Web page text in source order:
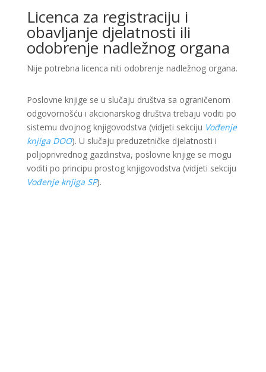
Licenca za registraciju i
obavljanje djelatnosti ili
odobrenje nadležnog organa
Nije potrebna licenca niti odobrenje nadležnog organa.
Poslovne knjige se u slučaju društva sa ograničenom
odgovornošću i akcionarskog društva trebaju voditi po
sistemu dvojnog knjigovodstva (vidjeti sekciju Vođenje
knjiga DOO). U slučaju preduzetničke djelatnosti i
poljoprivrednog gazdinstva, poslovne knjige se mogu
voditi po principu prostog knjigovodstva (vidjeti sekciju
Vođenje knjiga SP).